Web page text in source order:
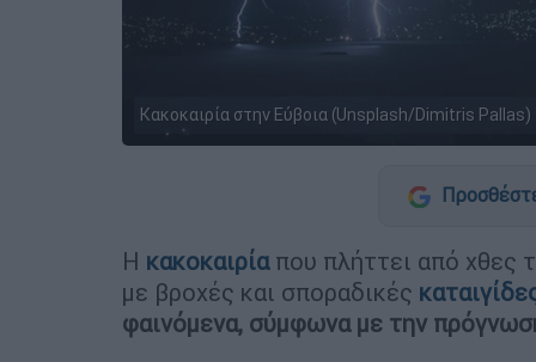
Κακοκαιρία στην Εύβοια (Unsplash/Dimitris Pallas)
Η κακοκαιρίαπου πλήττει από χθες
με βροχές και σποραδικές
φαινόμενα, σύμφωνα με την